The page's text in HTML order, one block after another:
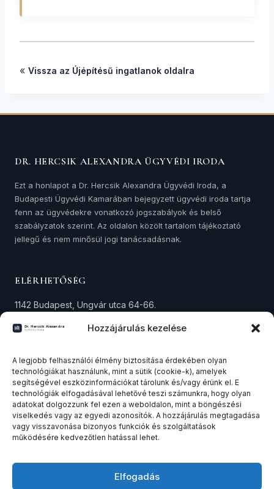
Hozzájárulás kezelése
A legjobb felhasználói élmény biztosítása érdekében olyan
technológiákat használunk, mint a sütik (cookie-k), amelyek
segítségével eszközinformációkat tárolunk és/vagy érünk el. E
technológiák elfogadásával lehetővé teszi számunkra, hogy olyan
adatokat dolgozzunk fel ezen a weboldalon, mint a böngészési
viselkedés vagy az egyedi azonosítók. A hozzájárulás megtagadása
vagy visszavonása bizonyos funkciók és szolgáltatások
működésére kedvezőtlen hatással lehet.
Elfogadás
« Vissza az Újépítésű ingatlanok oldalra
DR. HERCSIK ALEXANDRA ÜGYVÉDI IRODA
Ezt a honlapot a Dr. Hercsik Alexandra Ügyvédi Iroda, a
Budapesti Ügyvédi Kamarában bejegyzett ügyvédi iroda tartja
fenn az ügyvédekre vonatkozó jogszabályok és belső
szabályzatok szerint. Az oldalon közölt tartalom tájékoztató
jellegű és nem minősül jogi tanácsadásnak.
ELÉRHETŐSÉG
1142 Budapest, Ungvár utca 64-66.
+36 30 573 4294
Adószám: 18291434-1-42
SZAKTERÜLETEK
Ingatlanjog
Társasági és cégjog
Felszámolási és csődeljárás